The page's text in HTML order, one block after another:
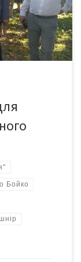
однієї дитини.
[…]
Бойко